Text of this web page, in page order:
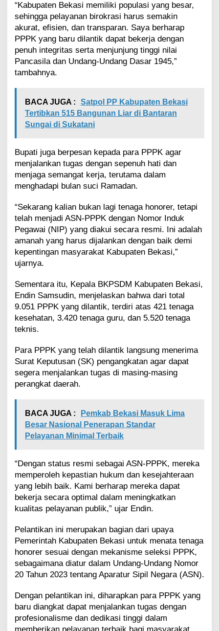
“Kabupaten Bekasi memiliki populasi yang besar,
sehingga pelayanan birokrasi harus semakin
akurat, efisien, dan transparan. Saya berharap
PPPK yang baru dilantik dapat bekerja dengan
penuh integritas serta menjunjung tinggi nilai
Pancasila dan Undang-Undang Dasar 1945,”
tambahnya.
BACA JUGA :
Satpol PP Kabupaten Bekasi
Tertibkan 515 Bangunan Liar di Bantaran
Sungai di Sukatani
Bupati juga berpesan kepada para PPPK agar
menjalankan tugas dengan sepenuh hati dan
menjaga semangat kerja, terutama dalam
menghadapi bulan suci Ramadan.
“Sekarang kalian bukan lagi tenaga honorer, tetapi
telah menjadi ASN-PPPK dengan Nomor Induk
Pegawai (NIP) yang diakui secara resmi. Ini adalah
amanah yang harus dijalankan dengan baik demi
kepentingan masyarakat Kabupaten Bekasi,”
ujarnya.
Sementara itu, Kepala BKPSDM Kabupaten Bekasi,
Endin Samsudin, menjelaskan bahwa dari total
9.051 PPPK yang dilantik, terdiri atas 421 tenaga
kesehatan, 3.420 tenaga guru, dan 5.520 tenaga
teknis.
Para PPPK yang telah dilantik langsung menerima
Surat Keputusan (SK) pengangkatan agar dapat
segera menjalankan tugas di masing-masing
perangkat daerah.
BACA JUGA :
Pemkab Bekasi Masuk Lima
Besar Nasional Penerapan Standar
Pelayanan Minimal Terbaik
“Dengan status resmi sebagai ASN-PPPK, mereka
memperoleh kepastian hukum dan kesejahteraan
yang lebih baik. Kami berharap mereka dapat
bekerja secara optimal dalam meningkatkan
kualitas pelayanan publik,” ujar Endin.
Pelantikan ini merupakan bagian dari upaya
Pemerintah Kabupaten Bekasi untuk menata tenaga
honorer sesuai dengan mekanisme seleksi PPPK,
sebagaimana diatur dalam Undang-Undang Nomor
20 Tahun 2023 tentang Aparatur Sipil Negara (ASN).
Dengan pelantikan ini, diharapkan para PPPK yang
baru diangkat dapat menjalankan tugas dengan
profesionalisme dan dedikasi tinggi dalam